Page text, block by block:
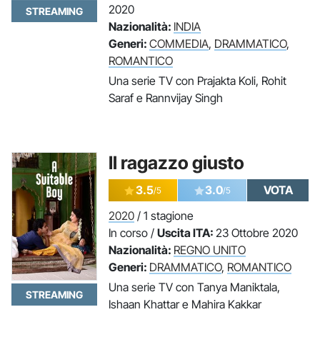
STREAMING
2020
Nazionalità: INDIA
Generi: COMMEDIA, DRAMMATICO,
ROMANTICO
Una serie TV con Prajakta Koli, Rohit
Saraf e Rannvijay Singh
Il ragazzo giusto
STREAMING
3.5/5 3.0/5
VOTA
2020 / 1 stagione
In corso / Uscita ITA: 23 Ottobre 2020
Nazionalità: REGNO UNITO
Generi: DRAMMATICO, ROMANTICO
Una serie TV con Tanya Maniktala,
Ishaan Khattar e Mahira Kakkar